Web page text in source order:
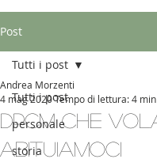
Post
Tutti i post
personale
storia
Tutti i post
DPCM che
abituiamoci
Andrea Morzenti
4 mag 2020Tempo di lettura: 4 min